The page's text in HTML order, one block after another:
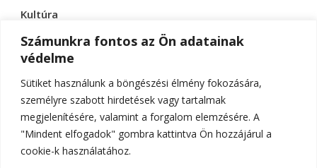
Számunkra fontos az Ön adatainak
védelme
Sütiket használunk a böngészési élmény fokozására,
személyre szabott hirdetések vagy tartalmak
megjelenítésére, valamint a forgalom elemzésére. A
"Mindent elfogadok" gombra kattintva Ön hozzájárul a
cookie-k használatához.
Kultúra
Sport
Tudomány